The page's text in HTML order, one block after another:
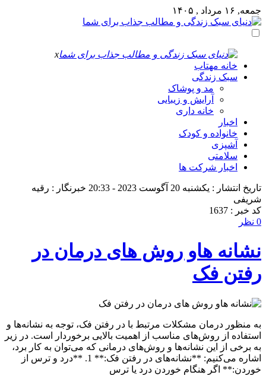
جمعه, ۱۶ مرداد , ۱۴۰۵
x
خانه مهتاب
سبک زندگی
مد و پوشاک
آرایش و زیبایی
خانه داری
اخبار
خانواده و کودک
آشپزی
سلامتی
اخبار شرکت ها
تاریخ انتشار : یکشنبه 20 آگوست 2023 - 20:33
خبرنگار : رقیه
شریفی
کد خبر : 1637
0 نظر
نشانه هاو روش های درمان در
رفتن فک
به منظور درمان مشکلات مرتبط با در رفتن فک، توجه به نشانه‌ها و
استفاده از روش‌های مناسب از اهمیت بالایی برخوردار است. در زیر
به برخی از این نشانه‌ها و روش‌های درمانی که می‌توان به کار برد،
اشاره می‌کنیم: **نشانه‌های در رفتن فک:** 1. **درد و ترس از
خوردن:** اگر هنگام خوردن درد یا ترس